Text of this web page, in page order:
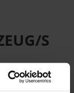
S